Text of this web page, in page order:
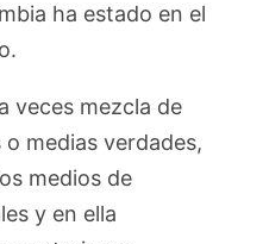
ha estado en el
veces mezcla de
medias verdades,
medios de
y en ella